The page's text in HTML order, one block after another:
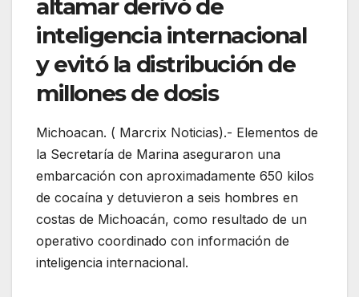
altamar derivó de
inteligencia internacional
y evitó la distribución de
millones de dosis
Michoacan. ( Marcrix Noticias).- Elementos de
la Secretaría de Marina aseguraron una
embarcación con aproximadamente 650 kilos
de cocaína y detuvieron a seis hombres en
costas de Michoacán, como resultado de un
operativo coordinado con información de
inteligencia internacional.